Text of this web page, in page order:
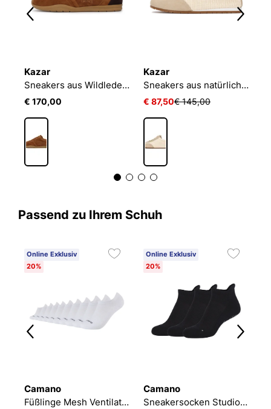
Kazar
Sneakers aus Wildleder in Hellbraun mit geprägtem Monogramm
€ 170,00
Kazar
Sneakers aus natürlichen Materialien mit dezenter Textur
€ 87,50€ 145,00
Passend zu Ihrem Schuh
Online Exklusiv
20%
Camano
Füßlinge Mesh Ventilation
Online Exklusiv
20%
Camano
Sneakersocken Studio-Line Pilates und Yoga